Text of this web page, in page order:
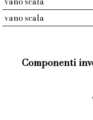
vano scala
Componenti